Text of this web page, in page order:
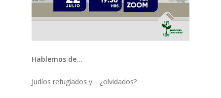
Hablemos de…
Judíos refugiados y… ¿olvidados?